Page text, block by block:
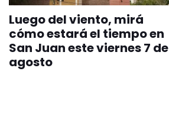
Luego del viento, mirá
cómo estará el tiempo en
San Juan este viernes 7 de
agosto